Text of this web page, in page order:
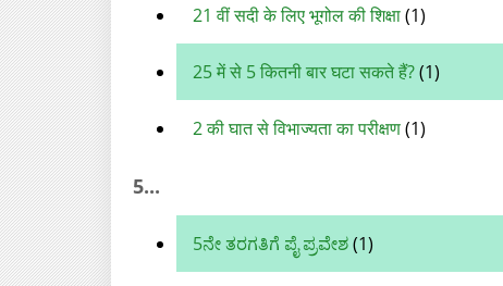
21 वीं सदी के लिए भूगोल की शिक्षा(1)
25 में से 5 कितनी बार घटा सकते हैं?(1)
2 की घात से विभाज्यता का परीक्षण(1)
5...
5ನೇ ತರಗತಿಗೆ ಪೈ ಪ್ರವೇಶ(1)